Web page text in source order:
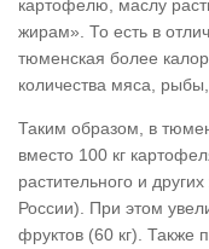
картофелю, маслу
жирам». То есть в
тюменская более
количества мяса,
Таким образом, в
вместо 100 кг
растительного и
России). При этом
фруктов (60 кг). Также